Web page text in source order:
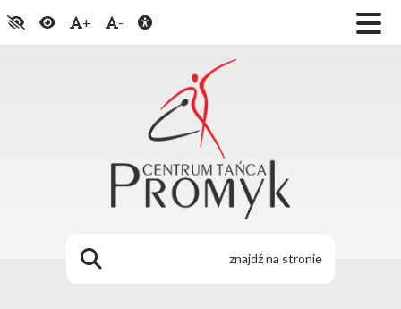
+ -